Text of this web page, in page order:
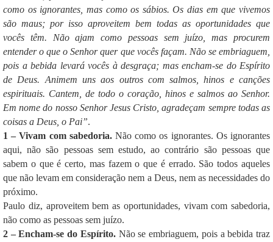
como os ignorantes, mas como os sábios. Os dias em que vivemos
são maus; por isso aproveitem bem todas as oportunidades que
vocês têm. Não ajam como pessoas sem juízo, mas procurem
entender o que o Senhor quer que vocês façam. Não se embriaguem,
pois a bebida levará vocês à desgraça; mas encham-se do Espírito
de Deus. Animem uns aos outros com salmos, hinos e canções
espirituais. Cantem, de todo o coração, hinos e salmos ao Senhor.
Em nome do nosso Senhor Jesus Cristo, agradeçam sempre todas as
coisas a Deus, o Pai”.
1 – Vivam com sabedoria. Não como os ignorantes. Os ignorantes
aqui, não são pessoas sem estudo, ao contrário são pessoas que
sabem o que é certo, mas fazem o que é errado. São todos aqueles
que não levam em consideração nem a Deus, nem as necessidades do
próximo.
Paulo diz, aproveitem bem as oportunidades, vivam com sabedoria,
não como as pessoas sem juízo.
2 – Encham-se do Espírito.Não se embriaguem, pois a bebida traz